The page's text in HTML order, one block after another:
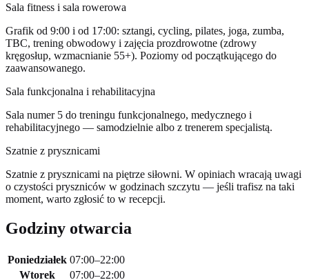
Sala fitness i sala rowerowa
Grafik od 9:00 i od 17:00: sztangi, cycling, pilates, joga, zumba,
TBC, trening obwodowy i zajęcia prozdrowotne (zdrowy
kręgosłup, wzmacnianie 55+). Poziomy od początkującego do
zaawansowanego.
Sala funkcjonalna i rehabilitacyjna
Sala numer 5 do treningu funkcjonalnego, medycznego i
rehabilitacyjnego — samodzielnie albo z trenerem specjalistą.
Szatnie z prysznicami
Szatnie z prysznicami na piętrze siłowni. W opiniach wracają uwagi
o czystości pryszniców w godzinach szczytu — jeśli trafisz na taki
moment, warto zgłosić to w recepcji.
Godziny otwarcia
Poniedziałek 07:00–22:00
Wtorek
07:00–22:00